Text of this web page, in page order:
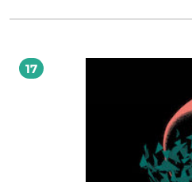
pieniędzy, aby objawić stan ich serca.
ciebie, ale jest po to, żebyś ty mógł
zdezorientowany lub niepewny co
życiu, ta książka jest dla ciebie.
17